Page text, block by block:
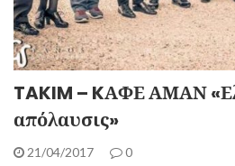
TAKIM – KΑΦΕ ΑΜΑΝ
απόλαυσις»
21/04/2017 0